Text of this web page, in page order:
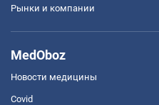
Рынки и компании
MedOboz
Новости медицины
Covid